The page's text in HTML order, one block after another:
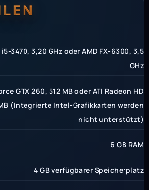
3470, 3,20 GHz oder AMD FX-6300, 3,5
GHz
GTX 260, 512 MB oder ATI Radeon HD
(Integrierte Intel-Grafikkarten werden
nicht unterstützt)
6 GB RAM
4 GB verfügbarer Speicherplatz